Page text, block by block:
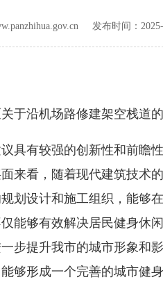
发布时间：
沿机场路修建架空栈道的
有较强的创新性和前瞻性
来看，随着现代建筑技术
划设计和施工组织，能够
能够有效解决居民健身休
步提升我市的城市形象和
够形成一个完善的城市健